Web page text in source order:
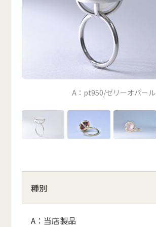
A：pt950/ゼリーオパール
種別
A：当店製品